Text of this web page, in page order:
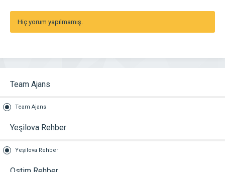
Hiç yorum yapılmamış.
Team Ajans
Team Ajans
Yeşilova Rehber
Yeşilova Rehber